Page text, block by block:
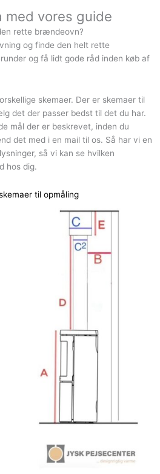
med vores guide
rette brændeovn?
og finde den helt rette
og få lidt gode råd inden køb af
skemaer. Der er skemaer til
det der passer bedst til det du har.
mål der er beskrevet, inden du
det med i en mail til os. Så har vi en
så vi kan se hvilken
hos dig.
til opmåling